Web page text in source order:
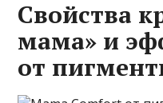
Свойства
мама» и
от